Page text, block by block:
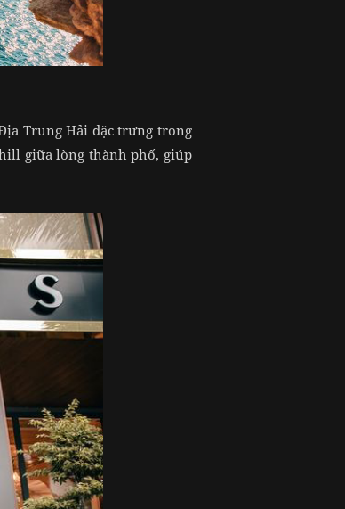
Trung Hải đặc trưng trong
giữa lòng thành phố, giúp